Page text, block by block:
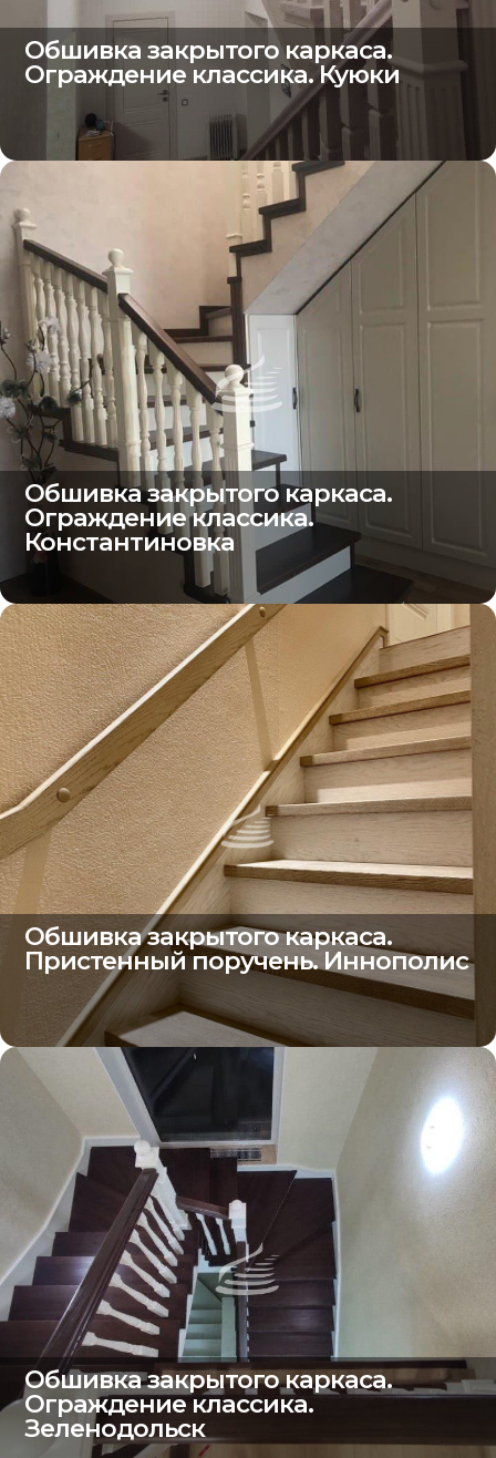
Обшивка закрытого каркаса.
Ограждение классика. Куюки
Обшивка закрытого каркаса.
Ограждение классика.
Константиновка
Обшивка закрытого каркаса.
Пристенный поручень. Иннополис
Обшивка закрытого каркаса.
Ограждение классика.
Зеленодольск